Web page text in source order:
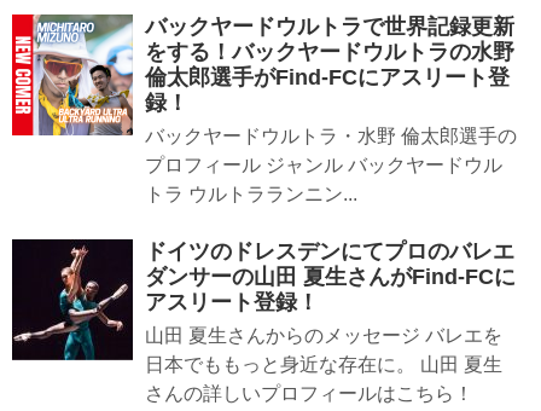
バックヤードウルトラで世界記録更新
をする！バックヤードウルトラの水野
倫太郎選手がFind-FCにアスリート登
録！
バックヤードウルトラ・水野 倫太郎選手の
プロフィール ジャンル バックヤードウル
トラ ウルトラランニン...
ドイツのドレスデンにてプロのバレエ
ダンサーの山田 夏生さんがFind-FCに
アスリート登録！
山田 夏生さんからのメッセージ バレエを
日本でももっと身近な存在に。 山田 夏生
さんの詳しいプロフィールはこちら！